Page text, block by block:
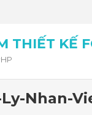
THIẾT KẾ
Nhan-